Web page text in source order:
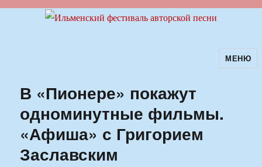
Ильменский фестиваль авторскойМЕНЮ
В «Пионере» покажут
одноминутные фильмы.
«Афиша» с Григорием
Заславским